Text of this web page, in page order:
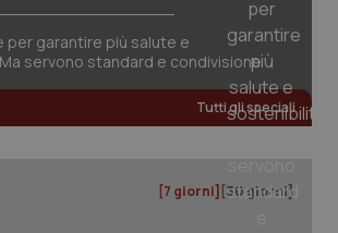
per garantire più salute e
servono standard e condivisione
Tutti gli speciali
[7 giorni] [30 giorni]
Google LLC
.quotidianosanita.it
1
mese